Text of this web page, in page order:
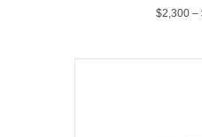
$2,300 –